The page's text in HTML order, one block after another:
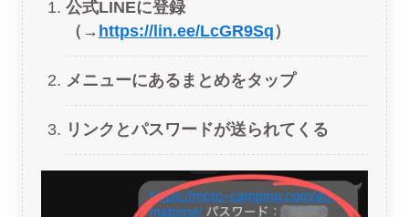
公式LINEに登録
（→ https://lin.ee/LcGR9Sq）
メニューにあるまとめをタップ
リンクとパスワードが送られてくる